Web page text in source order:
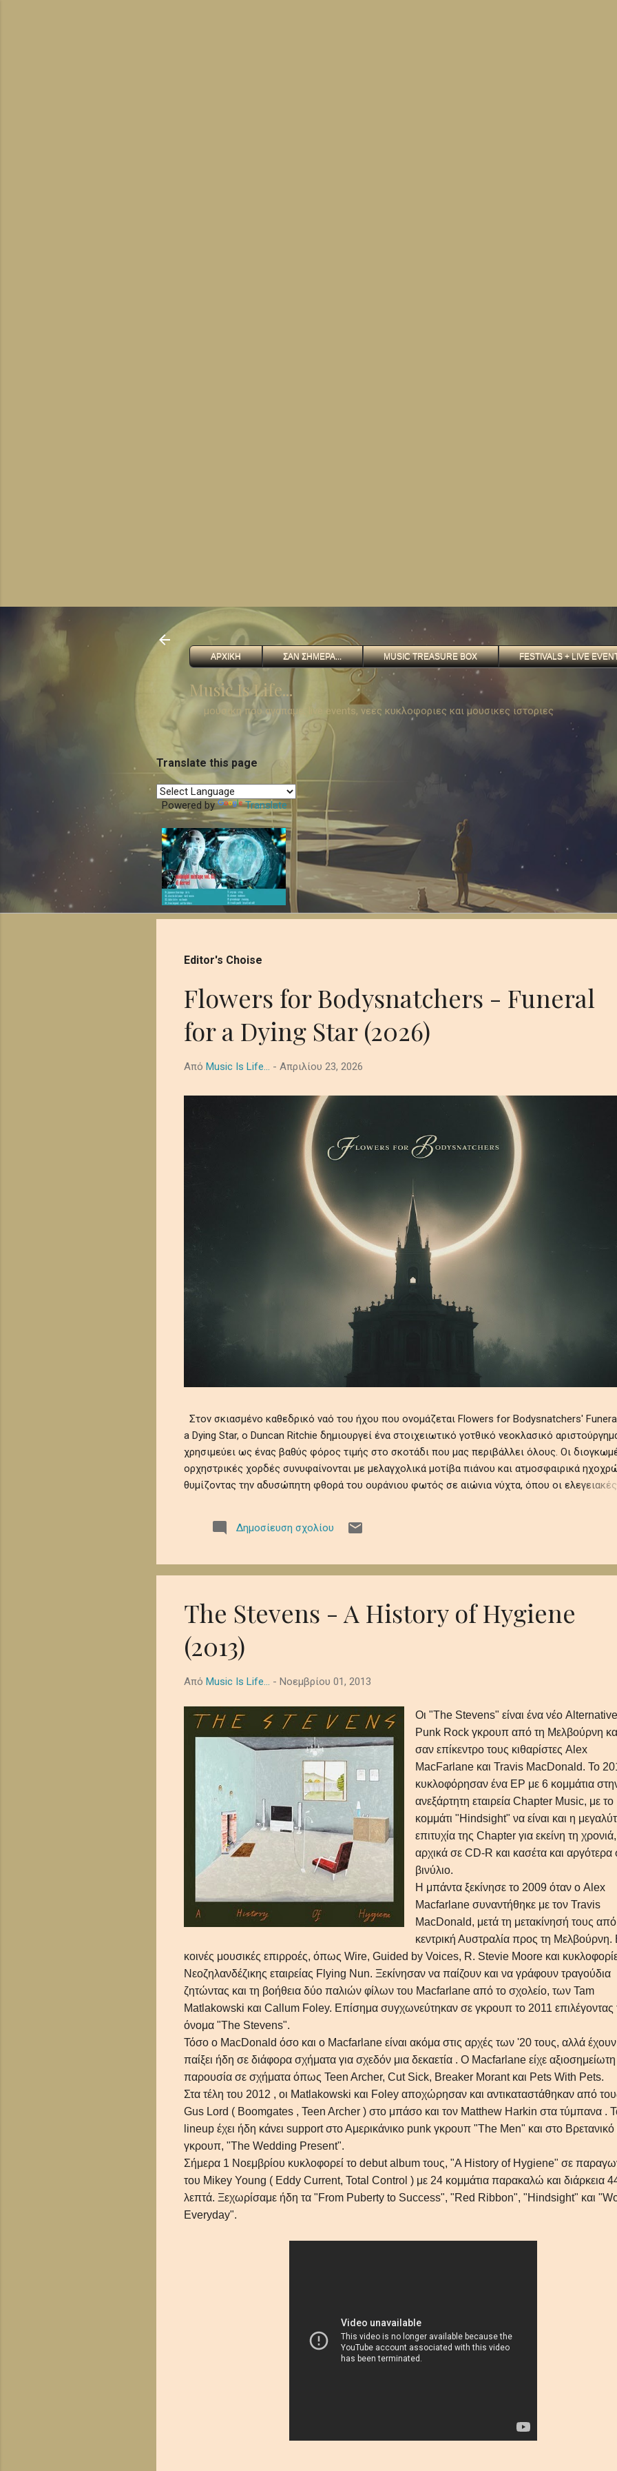
ΑΡΧΙΚΗ ΣΑΝ ΣΗΜΕΡΑ... MUSIC TREASURE BOX FESTIVALS + LIVE
Music Is Life...
. . . μουσικη που αγαπαμε, live events, νεες κυκλοφοριες και μουσικες ιστοριες
Translate this page
Powered by Translate
Editor's Choise
Flowers for Bodysnatchers - Funeral
for a Dying Star (2026)
Από Music Is Life... - Απριλίου 23, 2026
Στον σκιασμένο καθεδρικό ναό του ήχου που ονομάζεται Flowers for Bodysnatchers'
a Dying Star, ο Duncan Ritchie δημιουργεί ένα στοιχειωτικό γοτθικό νεοκλασικό
χρησιμεύει ως ένας βαθύς φόρος τιμής στο σκοτάδι που μας περιβάλλει όλους. Οι
ορχηστρικές χορδές συνυφαίνονται με μελαγχολικά μοτίβα πιάνου και ατμοσφαιρικά
θυμίζοντας την αδυσώπητη φθορά του ουράνιου φωτός σε αιώνια νύχτα, όπου οι ελεγειακές
κοσμικής λήθης. Αυτό το ηχητικό ρέκβιεμ βυθίζει τους ακροατές σε ένα κινηματογραφικό
μωσαϊκό μελαγχολίας και τρόμου, μεταμορφώνοντας προσωπικές και καθολικές σκιές σε μια
λυκόφωτος. Ο ήχος από τα βαθιά synths το πιάνο και τα έγχορδα δημιουργούν μία
διάστημα. In the shadowed ...
Δημοσίευση σχολίου
The Stevens - A History of Hygiene
(2013)
Από Music Is Life... - Νοεμβρίου 01, 2013
Οι "The Stevens" είναι ένα νέο
Punk Rock γκρουπ από τη Μελβούρνη και
σαν επίκεντρο τους κιθαρίστες Alex
MacFarlane και Travis MacDonald. Το
κυκλοφόρησαν ένα EP με 6 κομμάτια
ανεξάρτητη εταιρεία Chapter Music, με το
κομμάτι "Hindsight" να είναι και η
επιτυχία της Chapter για εκείνη τη χρονιά,
αρχικά σε CD-R και κασέτα και αργότερα
βινύλιο.
Η μπάντα ξεκίνησε το 2009 όταν ο Alex
Macfarlane συναντήθηκε με τον Travis
MacDonald, μετά τη μετακίνησή τους από
κεντρική Αυστραλία προς τη Μελβούρνη.
κοινές μουσικές επιρροές, όπως Wire, Guided by Voices, R. Stevie Moore και
Νεοζηλανδέζικης εταιρείας Flying Nun. Ξεκίνησαν να παίζουν και να γράφουν τραγούδια
ζητώντας και τη βοήθεια δύο παλιών φίλων του Macfarlane από το σχολείο, των Tam
Matlakowski και Callum Foley. Επίσημα συγχωνεύτηκαν σε γκρουπ το 2011 επιλέγοντας
όνομα "The Stevens".
Τόσο ο MacDonald όσο και ο Macfarlane είναι ακόμα στις αρχές των '20 τους, αλλά έχουν
παίξει ήδη σε διάφορα σχήματα για σχεδόν μια δεκαετία . Ο Macfarlane είχε αξιοσημείωτη
παρουσία σε σχήματα όπως Teen Archer, Cut Sick, Breaker Morant και Pets With Pets.
Στα τέλη του 2012 , οι Matlakowski και Foley αποχώρησαν και αντικαταστάθηκαν από
Gus Lord ( Boomgates , Teen Archer ) στο μπάσο και τον Matthew Harkin στα τύμπανα .
lineup έχει ήδη κάνει support στο Αμερικάνικο punk γκρουπ "The Men" και στο
γκρουπ, "Τhe Wedding Present".
Σήμερα 1 Νοεμβρίου κυκλοφορεί το debut album τους, "A History of Hygiene" σε
του Mikey Young ( Eddy Current, Total Control ) με 24 κομμάτια παρακαλώ και διάρκεια
λεπτά. Ξεχωρίσαμε ήδη τα "From Puberty to Success", "Red Ribbon", "Hindsight" και
Everyday".